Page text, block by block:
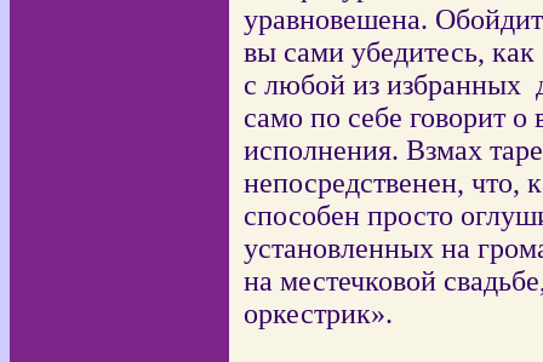
уравновешена.
вы сами убедитесь,
с любой из избранных
само по себе говорит о
исполнения. Взмах
непосредственен, что,
способен просто
установленных на
на местечковой
оркестрик».